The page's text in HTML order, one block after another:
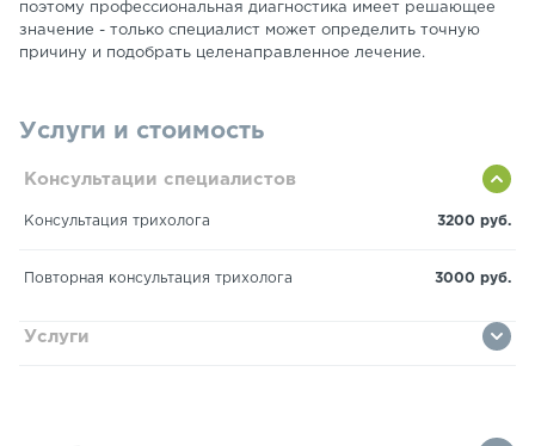
поэтому профессиональная диагностика имеет решающее
значение - только специалист может определить точную
причину и подобрать целенаправленное лечение.
Услуги и стоимость
Консультации специалистов
Консультация трихолога 3200 руб.
Повторная консультация трихолога 3000 руб.
Услуги